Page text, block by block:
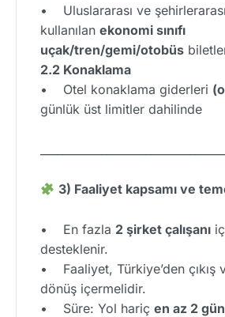
• Uluslararası ve
kullanılan ekonomi sınıfı
uçak/tren/gemi/otobüs
2.2 Konaklama
• Otel konaklama giderleri
günlük üst limitler dahilinde
3) Faaliyet kapsamı ve
• En fazla 2 şirket çalışanı
desteklenir.
• Faaliyet, Türkiye’den çıkış
dönüş içermelidir.
• Süre: Yol hariç en az 2